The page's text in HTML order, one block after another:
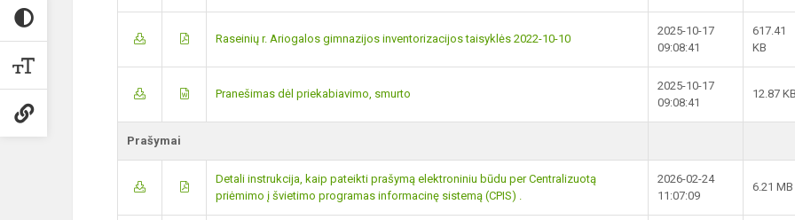
Raseinių r. Ariogalos gimnazijos inventorizacijos taisyklės 2022-10-10
2025-10-17
09:08:41
617.41
KB
Pranešimas dėl priekabiavimo, smurto
2025-10-17
09:08:41
12.87
Prašymai
Detali instrukcija, kaip pateikti prašymą elektroniniu būdu per Centralizuotą
priėmimo į švietimo programas informacinę sistemą (CPIS) .
2026-02-24
11:07:09
6.21 MB